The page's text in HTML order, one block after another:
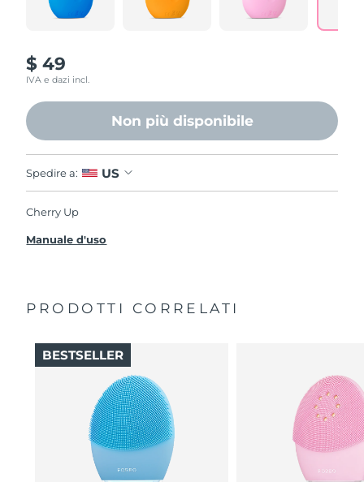
$ 49
IVA e dazi incl.
Non più disponibile
Spedire a: US
Cherry Up
Manuale d'uso
PRODOTTI CORRELATI
BESTSELLER